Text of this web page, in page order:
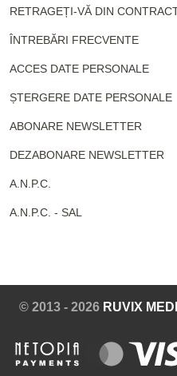
RETRAGEȚI-VĂ DIN
ÎNTREBĂRI FRECVENTE
ACCES DATE PERSONALE
ȘTERGERE DATE PERSONALE
ABONARE NEWSLETTER
DEZABONARE NEWSLETTER
A.N.P.C.
A.N.P.C. - SAL
© 2013 - 2026 RUVIX